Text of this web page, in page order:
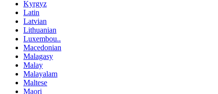
Kyrgyz
Latin
Latvian
Lithuanian
Luxembou..
Macedonian
Malagasy
Malay
Malayalam
Maltese
Maori